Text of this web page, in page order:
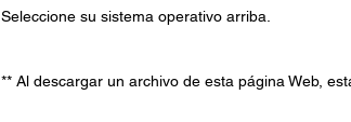
Seleccione su sistema operativo arriba.
** Al descargar un archivo de esta página Web,